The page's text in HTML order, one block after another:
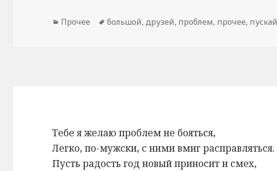
Рубрики
Прочее Метки
большой,друзей, проблем, прочее, пускай
Тебе я желаю проблем не бояться,
Легко, по-мужски, с ними вмиг расправляться.
Пусть радость год новый приносит и смех,